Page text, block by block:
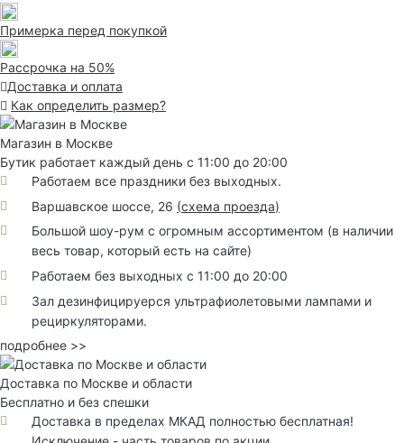
Примерка перед покупкой
Рассрочка на 50%
Доставка и оплата
Как определить размер?
Магазин в Москве
Бутик работает каждый день с 11:00 до 20:00
Работаем все праздники без выходных.
Варшавское шоссе, 26 (схема проезда)
Большой шоу-рум с огромным ассортиментом (в наличии
весь товар, который есть на сайте)
Работаем без выходных с 11:00 до 20:00
Зал дезинфицируерся ультрафиолетовыми лампами и
рециркуляторами.
подробнее >>
Доставка по Москве и области
Бесплатно и без спешки
Доставка в пределах МКАД полностью бесплатная!